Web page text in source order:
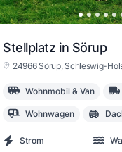
Stellplatz in Sörup
24966 Sörup, Schleswig-
Wohnmobil & Van
Wohnwagen
Strom